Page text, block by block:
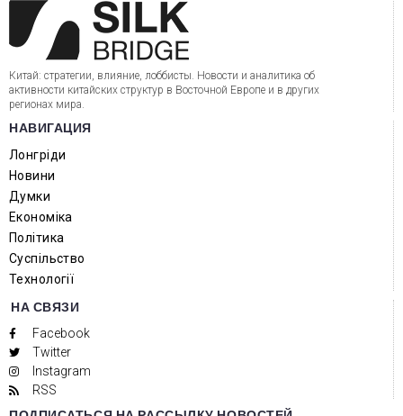
Китай: стратегии, влияние, лоббисты. Новости и аналитика об
активности китайских структур в Восточной Европе и в других
регионах мира.
НАВИГАЦИЯ
Лонгріди
Новини
Думки
Економіка
Політика
Суспільство
Технології
НА СВЯЗИ
Facebook
Twitter
Instagram
RSS